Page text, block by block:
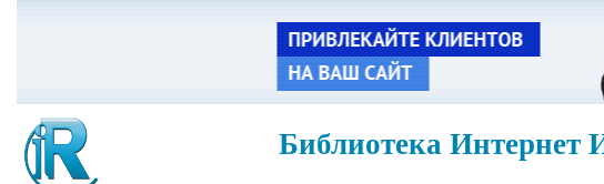
Библиотека Интернет